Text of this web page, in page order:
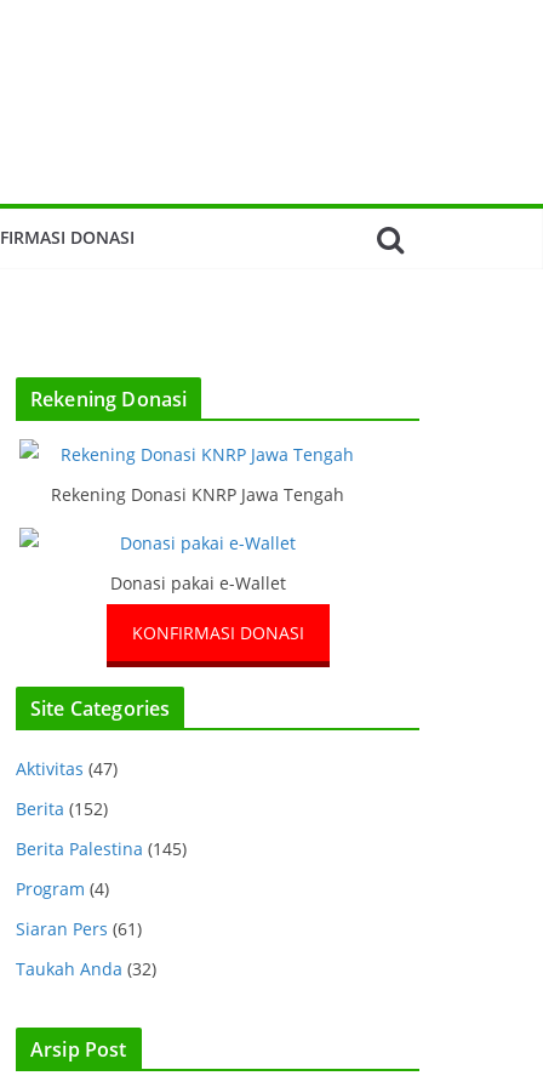
DONASI
Rekening Donasi
Rekening Donasi KNRP Jawa Tengah
Donasi pakai e-Wallet
KONFIRMASI DONASI
Site Categories
Aktivitas (47)
Berita (152)
Berita Palestina (145)
Program (4)
Siaran Pers (61)
Taukah Anda (32)
Arsip Post